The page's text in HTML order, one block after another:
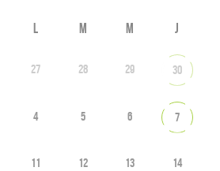
L M M J
27 28 29 30
4 5 6 7
11 12 13 14